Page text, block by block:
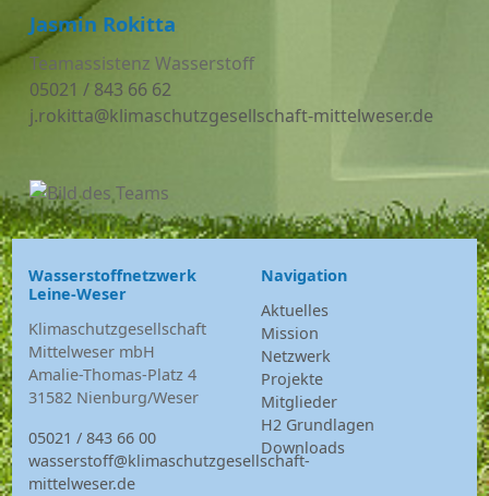
Jasmin Rokitta
Teamassistenz Wasserstoff
05021 / 843 66 62
j.rokitta@klimaschutzgesellschaft-mittelweser.de
Wasserstoffnetzwerk
Leine-Weser
Klimaschutzgesellschaft
Mittelweser mbH
Amalie-Thomas-Platz 4
31582 Nienburg/Weser
05021 / 843 66 00
wasserstoff@klimaschutzgesellschaft-
mittelweser.de
Navigation
Aktuelles
Mission
Netzwerk
Projekte
Mitglieder
H2 Grundlagen
Downloads